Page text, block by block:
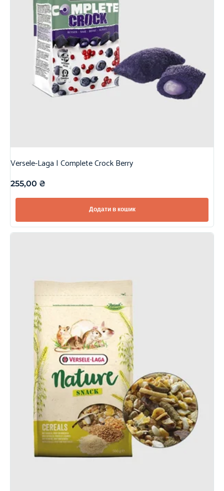
Versele-Laga | Complete Crock Berry
255,00 ₴
Додати в кошик